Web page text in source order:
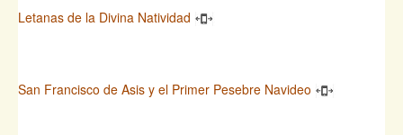
Letanas de la Divina Natividad
San Francisco de Asis y el Primer Pesebre Navideo